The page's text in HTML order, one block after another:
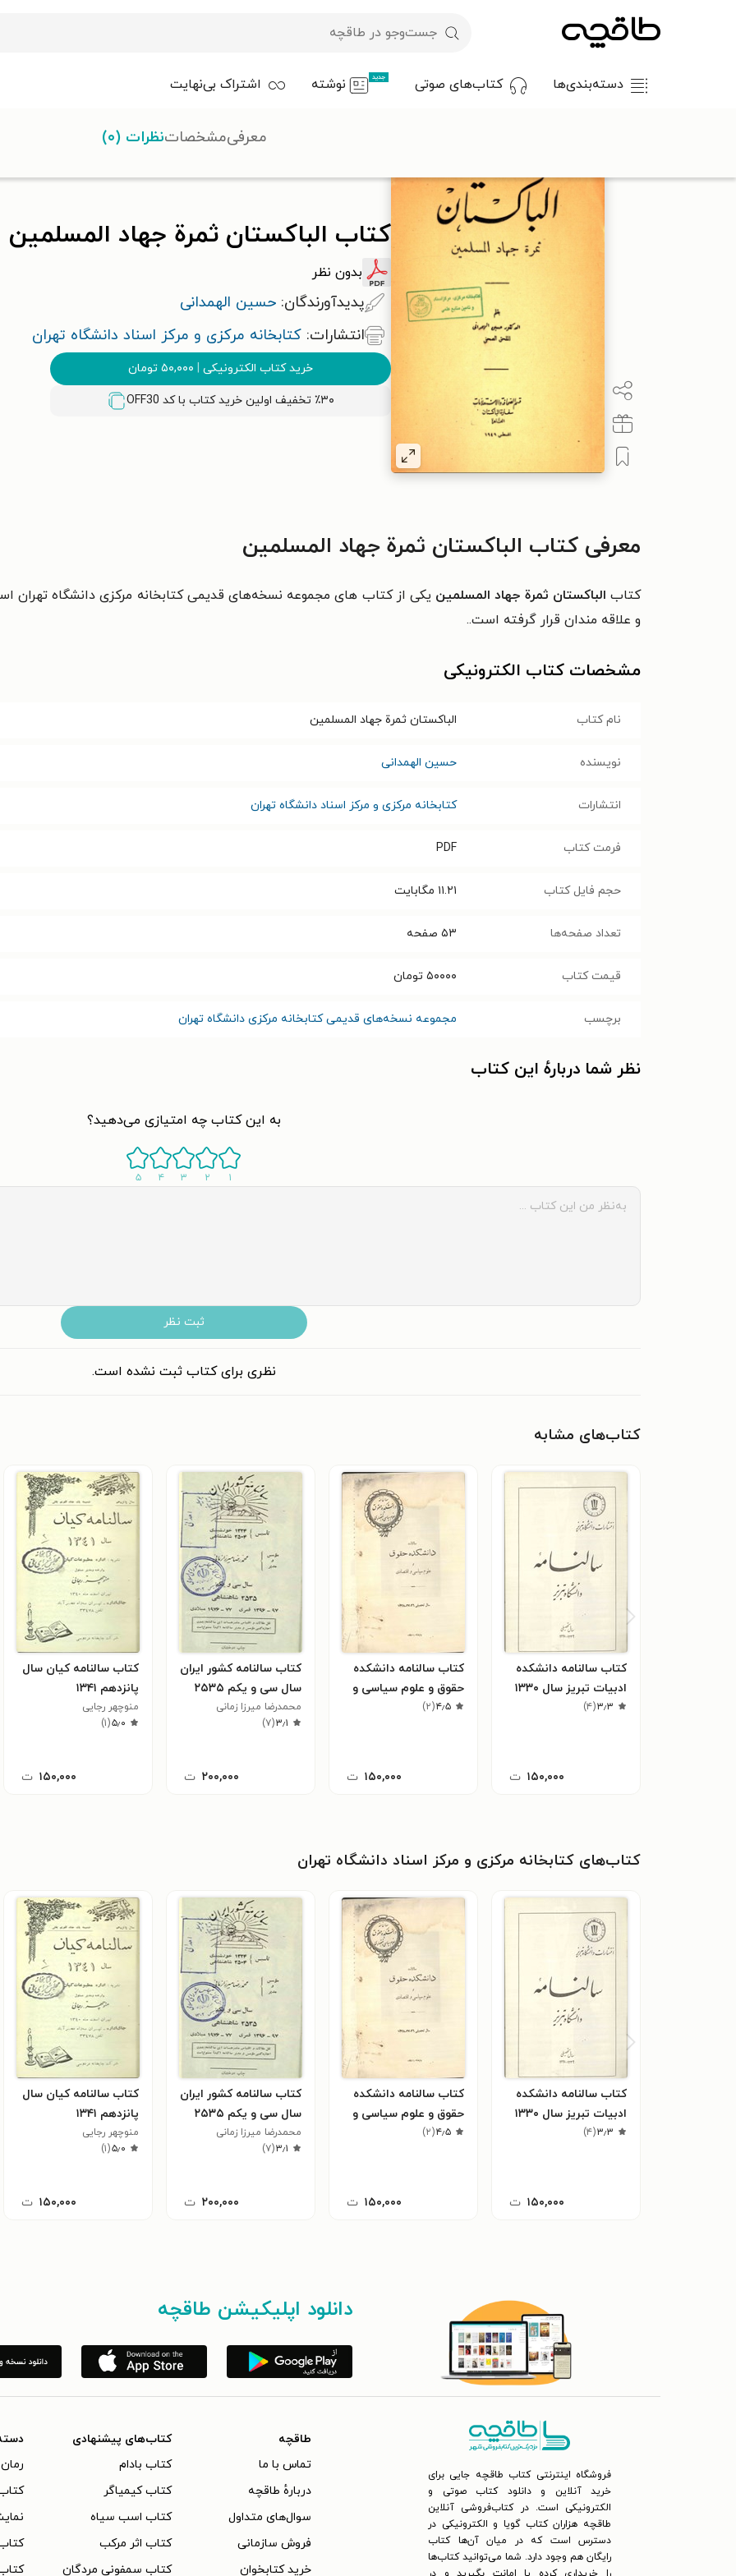
دسته‌بندی‌ها کتاب‌های صوتی جدید نوشته اشتراک بی‌نهایت
کتاب الباکستان ثمرة جهاد المسلمین
بدون نظر
پدیدآورندگان: حسین الهمدانی
انتشارات: کتابخانه مرکزی و مرکز اسناد دانشگاه تهران
خرید کتاب الکترونیکی | ۵۰,۰۰۰ تومان
٪۳۰ تخفیف اولین خرید کتاب با کد OFF30
معرفیمشخصاتنظرات (۰)
معرفی کتاب الباکستان ثمرة جهاد المسلمین
کتاب الباکستان ثمرة جهاد المسلمین يکی از کتاب های مجموعه نسخه‌های قديمی کتابخانه مرکزی دانشگاه
و علاقه مندان قرار گرفته است..
مشخصات کتاب الکترونیکی
نام کتاب الباکستان ثمرة جهاد المسلمین
نویسنده حسین الهمدانی
انتشارات کتابخانه مرکزی و مرکز اسناد دانشگاه تهران
فرمت کتاب PDF
حجم فایل کتاب ۱۱.۲۱ مگابایت
تعداد صفحه‌ها ۵۳ صفحه
قیمت کتاب ۵۰۰۰۰ تومان
برچسب مجموعه نسخه‌های قدیمی کتابخانه مرکزی دانشگاه تهران
نظر شما دربارهٔ این کتاب
به این کتاب چه امتیازی می‌دهید؟
۱ ۲ ۳ ۴ ۵
ثبت نظر
نظری برای کتاب ثبت نشده است.
کتاب‌های مشابه
کتاب سالنامه دانشکده
ادبیات تبریز سال ۱۳۳۰
۳٫۳(۴)
۱۵۰,۰۰۰ ت
کتاب سالنامه دانشکده
حقوق و علوم سیاسی و
اقتصادی سال ۱۳۲۸
۴٫۵(۲)
۱۵۰,۰۰۰ ت
کتاب سالنامه کشور ایران
سال سی و یکم ۲۵۳۵
محمد‌رضا میرزا زمانی
۳٫۱(۷)
۲۰۰,۰۰۰ ت
کتاب سالنامه کیان سال
پانزدهم ۱۳۴۱
منوچهر رجایی
۵٫۰(۱)
۱۵۰,۰۰۰ ت
کتاب‌های کتابخانه مرکزی و مرکز اسناد دانشگاه تهران
کتاب سالنامه دانشکده
ادبیات تبریز سال ۱۳۳۰
۳٫۳(۴)
۱۵۰,۰۰۰ ت
کتاب سالنامه دانشکده
حقوق و علوم سیاسی و
اقتصادی سال ۱۳۲۸
۴٫۵(۲)
۱۵۰,۰۰۰ ت
کتاب سالنامه کشور ایران
سال سی و یکم ۲۵۳۵
محمد‌رضا میرزا زمانی
۳٫۱(۷)
۲۰۰,۰۰۰ ت
کتاب سالنامه کیان سال
پانزدهم ۱۳۴۱
منوچهر رجایی
۵٫۰(۱)
۱۵۰,۰۰۰ ت
دانلود اپلیکیشن طاقچه
فروشگاه اینترنتی کتاب طاقچه جایی برای
خرید آنلاین و دانلود کتاب صوتی و
الکترونیکی است. در کتاب‌فروشی آنلاین
طاقچه هزاران کتاب گویا و الکترونیکی در
دسترس است که در میان آن‌ها کتاب
رایگان هم وجود دارد. شما می‌توانید کتاب‌ها
را خریداری کرده یا امانت بگیرید و در
طاقچه
تماس با ما
دربارهٔ طاقچه
سوال‌های متداول
فروش سازمانی
خرید کتابخوان
کتاب‌های پیشنهادی
کتاب بادام
کتاب کیمیاگر
کتاب اسب سیاه
کتاب اثر مرکب
کتاب سمفونی مردگان